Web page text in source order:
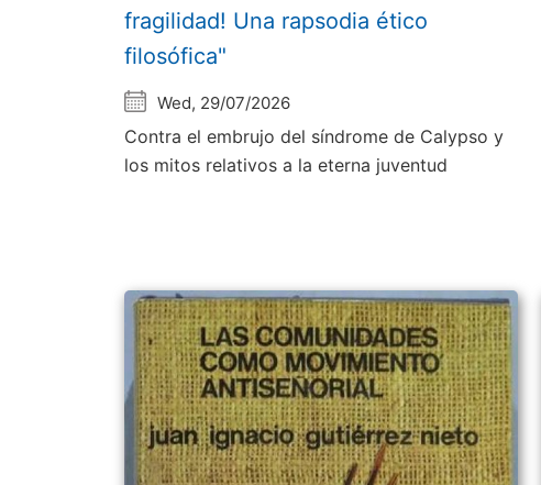
fragilidad! Una rapsodia ético
filosófica"
Wed, 29/07/2026
Contra el embrujo del síndrome de Calypso y
los mitos relativos a la eterna juventud